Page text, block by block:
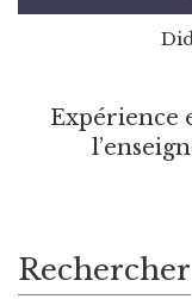
Expérience
Rechercher